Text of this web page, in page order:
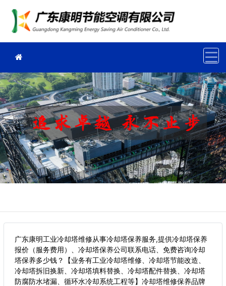
广东康明工业冷却塔维修从事冷却塔保养服务,提供冷却塔保养
报价（服务费用）、冷却塔保养公司联系电话、免费咨询冷却
塔保养多少钱？【业务有工业冷却塔维修、冷却塔节能改造、
冷却塔拆旧换新、冷却塔填料替换、冷却塔配件替换、冷却塔
防腐防水堵漏、循环水冷却系统工程等】冷却塔维修保养品牌